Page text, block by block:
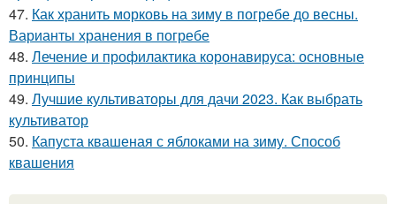
47. Как хранить морковь на зиму в погребе до весны.
Варианты хранения в погребе
48. Лечение и профилактика коронавируса: основные
принципы
49. Лучшие культиваторы для дачи 2023. Как выбрать
культиватор
50. Капуста квашеная с яблоками на зиму. Способ
квашения